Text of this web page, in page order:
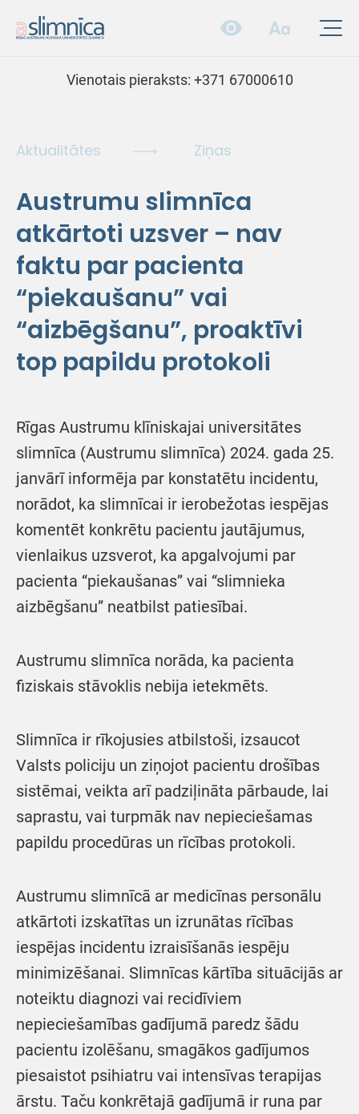
Vienotais pieraksts: +371 67000610
Aktualitātes Ziņas
Austrumu slimnīca
atkārtoti uzsver – nav
faktu par pacienta
“piekaušanu” vai
“aizbēgšanu”, proaktīvi
top papildu protokoli
Rīgas Austrumu klīniskajai universitātes
slimnīca (Austrumu slimnīca) 2024. gada 25.
janvārī informēja par konstatētu incidentu,
norādot, ka slimnīcai ir ierobežotas iespējas
komentēt konkrētu pacientu jautājumus,
vienlaikus uzsverot, ka apgalvojumi par
pacienta “piekaušanas” vai “slimnieka
aizbēgšanu” neatbilst patiesībai.
Austrumu slimnīca norāda, ka pacienta
fiziskais stāvoklis nebija ietekmēts.
Slimnīca ir rīkojusies atbilstoši, izsaucot
Valsts policiju un ziņojot pacientu drošības
sistēmai, veikta arī padziļināta pārbaude, lai
saprastu, vai turpmāk nav nepieciešamas
papildu procedūras un rīcības protokoli.
Austrumu slimnīcā ar medicīnas personālu
atkārtoti izskatītas un izrunātas rīcības
iespējas incidentu izraisīšanās iespēju
minimizēšanai. Slimnīcas kārtība situācijās ar
noteiktu diagnozi vai recidīviem
nepieciešamības gadījumā paredz šādu
pacientu izolēšanu, smagākos gadījumos
piesaistot psihiatru vai intensīvas terapijas
ārstu. Taču konkrētajā gadījumā ir runa par